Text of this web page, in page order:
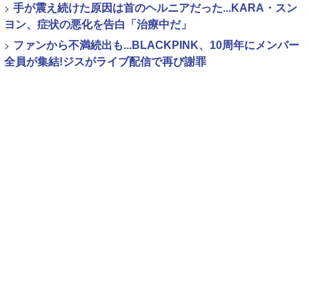
> 手が震え続けた原因は首のヘルニアだった...KARA・スン
ヨン、症状の悪化を告白「治療中だ」
> ファンから不満続出も...BLACKPINK、10周年にメンバー
全員が集結!ジスがライブ配信で再び謝罪